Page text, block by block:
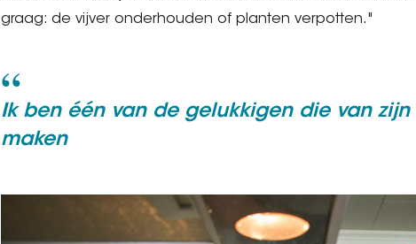
graag: de vijver onderhouden of planten verpotten."
Ik ben één van de gelukkigen die van
maken